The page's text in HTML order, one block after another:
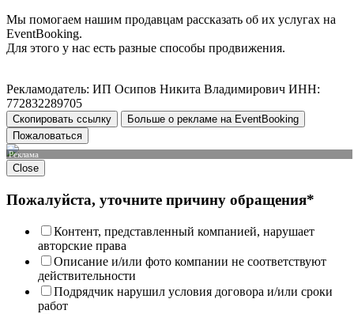
Мы помогаем нашим продавцам рассказать об их услугах на
EventBooking.
Для этого у нас есть разные способы продвижения.
Рекламодатель: ИП Осипов Никита Владимирович ИНН:
772832289705
Скопировать ссылку
Больше о рекламе на EventBooking
Пожаловаться
Реклама
Close
Пожалуйста, уточните причину обращения*
Контент, представленный компанией, нарушает
авторские права
Описание и/или фото компании не соответствуют
действительности
Подрядчик нарушил условия договора и/или сроки
работ